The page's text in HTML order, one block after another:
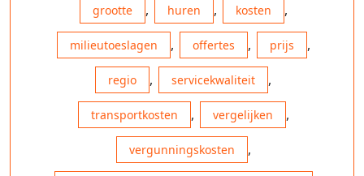
grootte , huren , kosten ,
milieutoeslagen , offertes , prijs ,
regio , servicekwaliteit ,
transportkosten , vergelijken ,
vergunningskosten ,